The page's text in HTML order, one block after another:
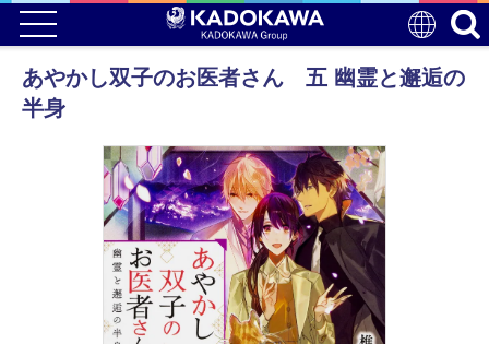
あやかし双子のお医者さん 五 幽霊と邂逅の
半身